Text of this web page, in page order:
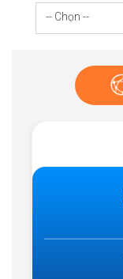
-- Chọn --